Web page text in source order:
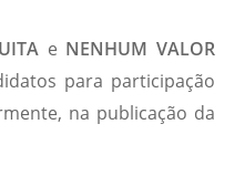
e NENHUM VALOR
para participação
na publicação da